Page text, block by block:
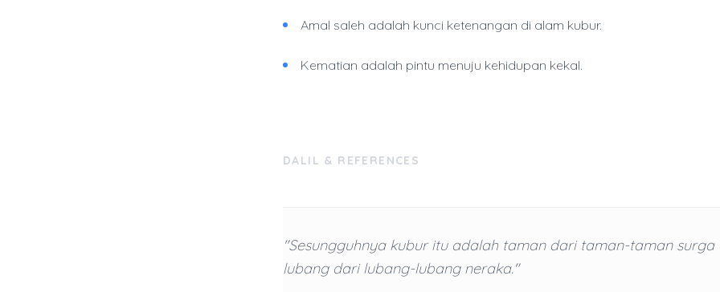
Amal saleh adalah kunci ketenangan di alam kubur.
Kematian adalah pintu menuju kehidupan kekal.
DALIL & REFERENCES
"Sesungguhnya kubur itu adalah taman dari taman-taman surga
lubang dari lubang-lubang neraka."